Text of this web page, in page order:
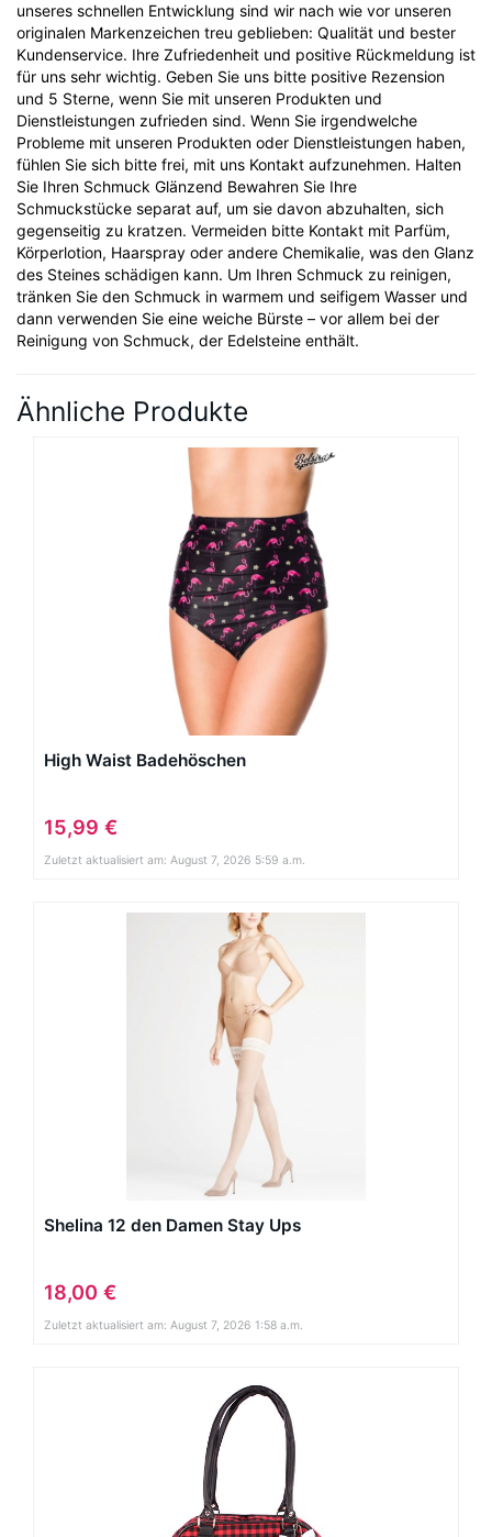
unseres schnellen Entwicklung sind wir nach wie vor unseren
originalen Markenzeichen treu geblieben: Qualität und bester
Kundenservice. Ihre Zufriedenheit und positive Rückmeldung ist
für uns sehr wichtig. Geben Sie uns bitte positive Rezension
und 5 Sterne, wenn Sie mit unseren Produkten und
Dienstleistungen zufrieden sind. Wenn Sie irgendwelche
Probleme mit unseren Produkten oder Dienstleistungen haben,
fühlen Sie sich bitte frei, mit uns Kontakt aufzunehmen. Halten
Sie Ihren Schmuck Glänzend Bewahren Sie Ihre
Schmuckstücke separat auf, um sie davon abzuhalten, sich
gegenseitig zu kratzen. Vermeiden bitte Kontakt mit Parfüm,
Körperlotion, Haarspray oder andere Chemikalie, was den Glanz
des Steines schädigen kann. Um Ihren Schmuck zu reinigen,
tränken Sie den Schmuck in warmem und seifigem Wasser und
dann verwenden Sie eine weiche Bürste – vor allem bei der
Reinigung von Schmuck, der Edelsteine enthält.
Ähnliche Produkte
High Waist Badehöschen
15,99 €
Zuletzt aktualisiert am: August 7, 2026 5:59 a.m.
Shelina 12 den Damen Stay Ups
18,00 €
Zuletzt aktualisiert am: August 7, 2026 1:58 a.m.